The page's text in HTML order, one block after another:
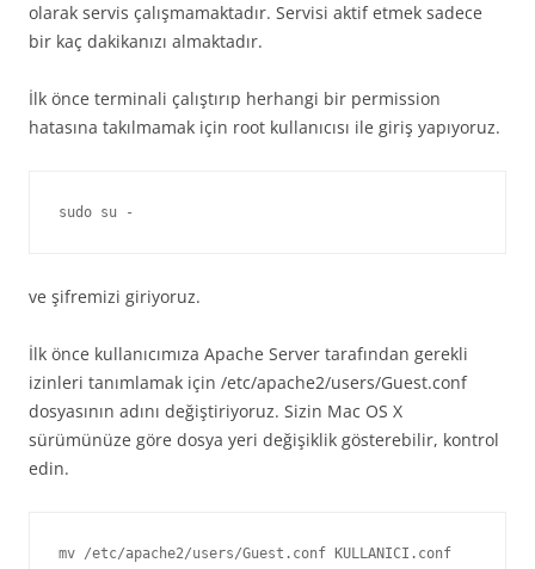
olarak servis çalışmamaktadır. Servisi aktif etmek sadece
bir kaç dakikanızı almaktadır.
İlk önce terminali çalıştırıp herhangi bir permission
hatasına takılmamak için root kullanıcısı ile giriş yapıyoruz.
sudo su -
ve şifremizi giriyoruz.
İlk önce kullanıcımıza Apache Server tarafından gerekli
izinleri tanımlamak için /etc/apache2/users/Guest.conf
dosyasının adını değiştiriyoruz. Sizin Mac OS X
sürümünüze göre dosya yeri değişiklik gösterebilir, kontrol
edin.
mv /etc/apache2/users/Guest.conf KULLANICI.conf